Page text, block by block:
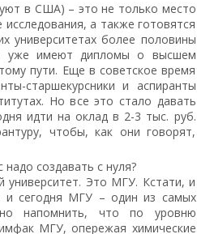
в США) – это не только место
а также готовятся
университетах более половины
уже имеют дипломы о высшем
пути. Еще в советское время
старшекурсники и аспиранты
Но все это стало давать
идти на оклад в 2-3 тыс. руб.
чтобы, как они говорят,
надо создавать с нуля?
университет. Это МГУ. Кстати, и
и сегодня МГУ – один из самых
напомнить, что по уровню
МГУ, опережая химические